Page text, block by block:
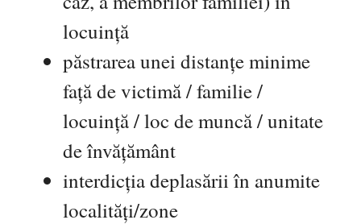
locuință
păstrarea unei distanțe minime
față de victimă / familie /
locuință / loc de muncă / unitate
de învățământ
interdicția deplasării în anumite
localități/zone